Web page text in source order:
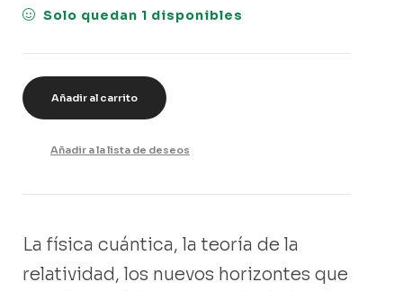
Solo quedan 1 disponibles
Añadir al carrito
Añadir a la lista de deseos
La física cuántica, la teoría de la
relatividad, los nuevos horizontes que